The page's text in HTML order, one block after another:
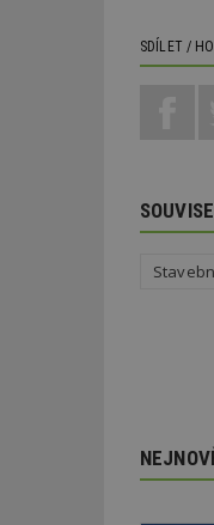
SDÍLET /